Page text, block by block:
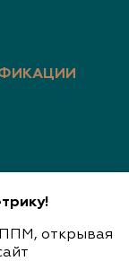
открывая